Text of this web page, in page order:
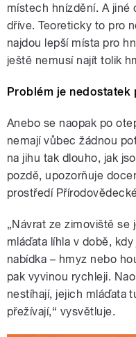
místech hnízdění. A jiné
dříve. Teoreticky to pro
najdou lepší místa pro
ještě nemusí najít tolik
Problém je nedostatek
Anebo se naopak po
nemají vůbec žádnou
na jihu tak dlouho, jak
pozdě, upozorňuje
prostředí
„Návrat ze zimoviště se
mláďata líhla v době,
nabídka – hmyz nebo
pak vyvinou rychleji.
nestíhají, jejich mláďata
přežívají,“ vysvětluje.